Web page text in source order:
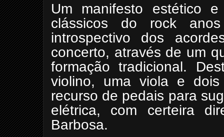
Um manifesto estético
clássicos do rock
introspectivo dos
concerto, através de um
formação tradicional.
violino, uma viola e
recurso de pedais para
elétrica, com certeira
Barbosa.